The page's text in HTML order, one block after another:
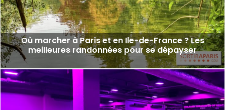
Où marcher à Paris et en Ile-de-France ? Les
meilleures randonnées pour se dépayser